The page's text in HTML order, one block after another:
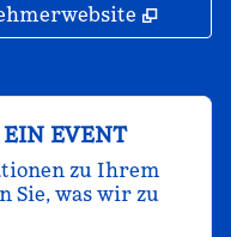
,
EVENT
zu Ihrem
Sie, was wir zu